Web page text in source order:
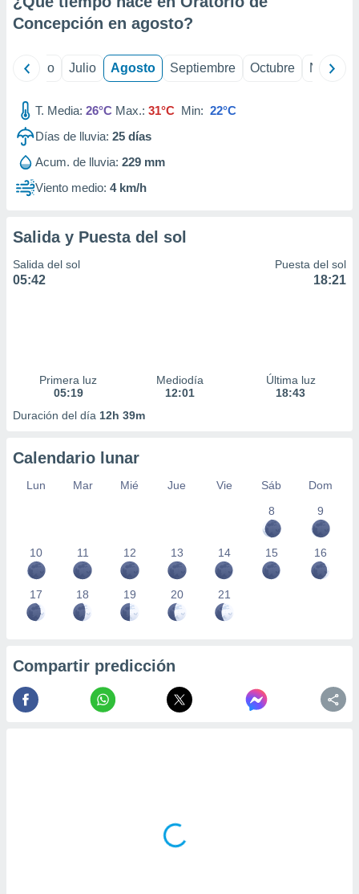
e
publicidad
publicidad
de
Concepción en agosto?
Junio Julio Agosto Septiembre Octubre
T. Media: 26°C Max.: 31°C Min: 22°C
Días de lluvia: 25 días
Acum. de lluvia: 229 mm
Viento medio: 4 km/h
Salida y Puesta del sol
Salida del sol
05:42
Puesta del sol
18:21
Primera luz
05:19
Mediodía
12:01
Última luz
18:43
Duración del día 12h 39m
Calendario lunar
Lun Mar Mié Jue Vie Sáb
Dom
8
9
10 11 12 13 14 15 16
17 18 19 20 21
Compartir predicción